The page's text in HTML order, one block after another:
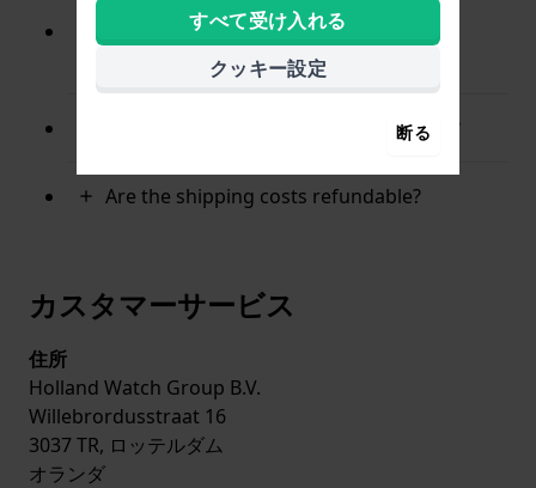
What should I do If I did not receive my
How do I check the status of my order?
Are the shipping costs refundable?
カスタマーサービス
住所
Holland Watch Group B.V.
Willebrordusstraat 16
3037 TR, ロッテルダム
オランダ
すべて受け入れる
クッキー設定
断る